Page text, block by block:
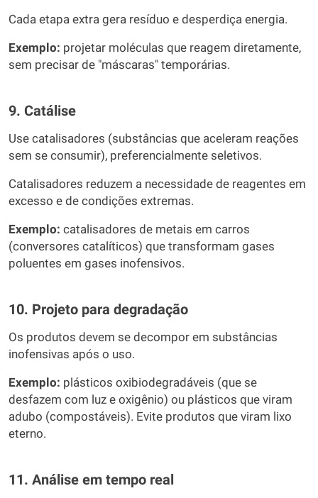
Cada etapa extra gera resíduo e desperdiça energia.
Exemplo: projetar moléculas que reagem diretamente,
sem precisar de "máscaras" temporárias.
9. Catálise
Use catalisadores (substâncias que aceleram reações
sem se consumir), preferencialmente seletivos.
Catalisadores reduzem a necessidade de reagentes em
excesso e de condições extremas.
Exemplo: catalisadores de metais em carros
(conversores catalíticos) que transformam gases
poluentes em gases inofensivos.
10. Projeto para degradação
Os produtos devem se decompor em substâncias
inofensivas após o uso.
Exemplo: plásticos oxibiodegradáveis (que se
desfazem com luz e oxigênio) ou plásticos que viram
adubo (compostáveis). Evite produtos que viram lixo
eterno.
11. Análise em tempo real